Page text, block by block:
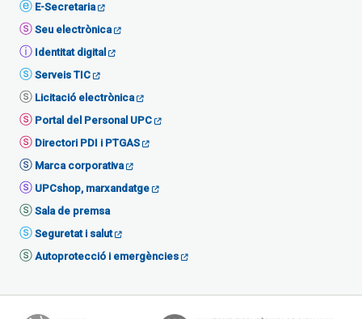
E-Secretaria
Seu electrònica
Identitat digital
Serveis TIC
Licitació electrònica
Portal del Personal UPC
Directori PDI i PTGAS
Marca corporativa
UPCshop, marxandatge
Sala de premsa
Seguretat i salut
Autoprotecció i emergències